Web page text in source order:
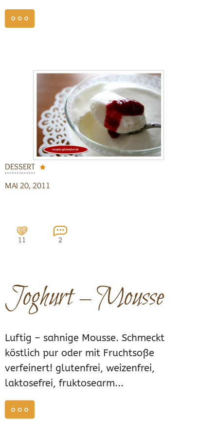
DESSERT
MAI 20, 2011
11 2
Joghurt – Mousse
Luftig – sahnige Mousse. Schmeckt
köstlich pur oder mit Fruchtsoße
verfeinert! glutenfrei, weizenfrei,
laktosefrei, fruktosearm...